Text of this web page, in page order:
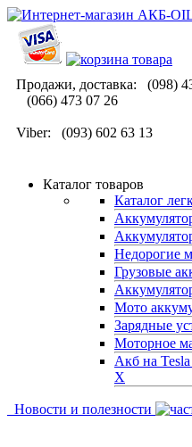
Продажи, доставка: (098)
(066) 473 07 26
Viber: (093) 602 63 13
Каталог товаров
Каталог
Недорогие
Грузовые
Мото
Зарядные
Моторное
Акб на
X
Новости и полезности